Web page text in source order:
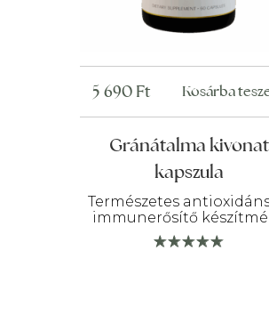
Gránátalma kivonat
kapszula
Természetes
immunerősítő
5 690 Ft Kosárba